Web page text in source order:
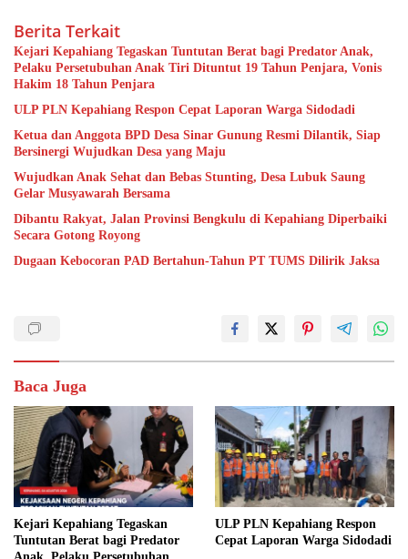
Berita Terkait
Kejari Kepahiang Tegaskan Tuntutan Berat bagi Predator Anak,
Pelaku Persetubuhan Anak Tiri Dituntut 19 Tahun Penjara, Vonis
Hakim 18 Tahun Penjara
ULP PLN Kepahiang Respon Cepat Laporan Warga Sidodadi
Ketua dan Anggota BPD Desa Sinar Gunung Resmi Dilantik, Siap
Bersinergi Wujudkan Desa yang Maju
Wujudkan Anak Sehat dan Bebas Stunting, Desa Lubuk Saung
Gelar Musyawarah Bersama
Dibantu Rakyat, Jalan Provinsi Bengkulu di Kepahiang Diperbaiki
Secara Gotong Royong
Dugaan Kebocoran PAD Bertahun-Tahun PT TUMS Dilirik Jaksa
Baca Juga
Kejari Kepahiang Tegaskan
Tuntutan Berat bagi Predator
ULP PLN Kepahiang Respon
Cepat Laporan Warga Sidodadi